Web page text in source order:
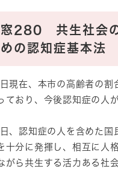
窓280 共生社会
の認知症基本法
現在、本市の高齢者の割
ており、今後認知症の人
、認知症の人を含めた国
十分に発揮し、相互に人
がら共生する活力ある社